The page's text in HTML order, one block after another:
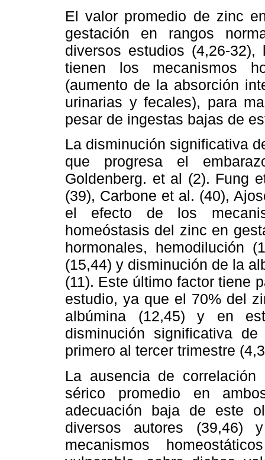
El valor promedio de zinc
gestación en rangos
diversos estudios (4,26-
tienen los mecanismos
(aumento de la absorción
urinarias y fecales), para
pesar de ingestas bajas de
La disminución significativa
que progresa el
Goldenberg. et al (2). Fung
(39), Carbone et al. (40),
el efecto de los
homeóstasis del zinc en
hormonales, hemodilución
(15,44) y disminución de la
(11). Este último factor tiene
estudio, ya que el 70% del
albúmina (12,45) y en
disminución significativa
primero al tercer trimestre
La ausencia de
sérico promedio en
adecuación baja de este
diversos autores (39,46)
mecanismos